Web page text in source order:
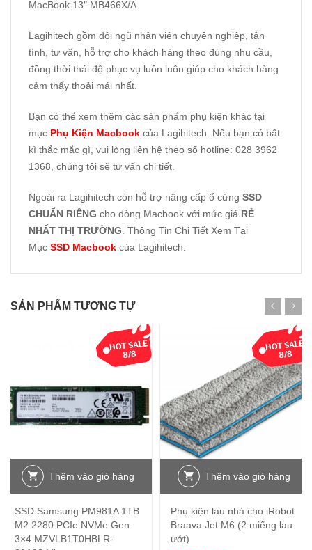
MacBook 13″ MB466X/A
Lagihitech gồm đội ngũ nhân viên chuyên nghiệp, tận
tình, tư vấn, hỗ trợ cho khách hàng theo đúng nhu cầu,
đồng thời thái độ phục vụ luôn luôn giúp cho khách hàng
cảm thấy thoải mái nhất.
Bạn có thể xem thêm các sản phẩm phụ kiện khác tại
mục Phụ Kiện Macbook của Lagihitech. Nếu bạn có bất
kì thắc mắc gì, vui lòng liên hệ theo số hotline: 028 3962
1368, chúng tôi sẽ tư vấn chi tiết.
Ngoài ra Lagihitech còn hỗ trợ nâng cấp ổ cứng SSD
CHUẨN RIÊNG cho dòng Macbook với mức giá RẺ
NHẤT THỊ TRƯỜNG. Thông Tin Chi Tiết Xem Tại
Mục SSD Macbook của Lagihitech.
SẢN PHẨM TƯƠNG TỰ
Thêm vào giỏ hàng
SSD Samsung PM981A 1TB
M2 2280 PCIe NVMe Gen
3×4 MZVLB1T0HBLR-
Thêm vào giỏ hàng
Phụ kiện lau nhà cho iRobot
Braava Jet M6 (2 miếng lau
ướt)